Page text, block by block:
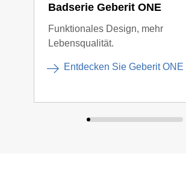
Badserie Geberit ONE
Funktionales Design, mehr
Lebensqualität.
Entdecken Sie Geberit ONE